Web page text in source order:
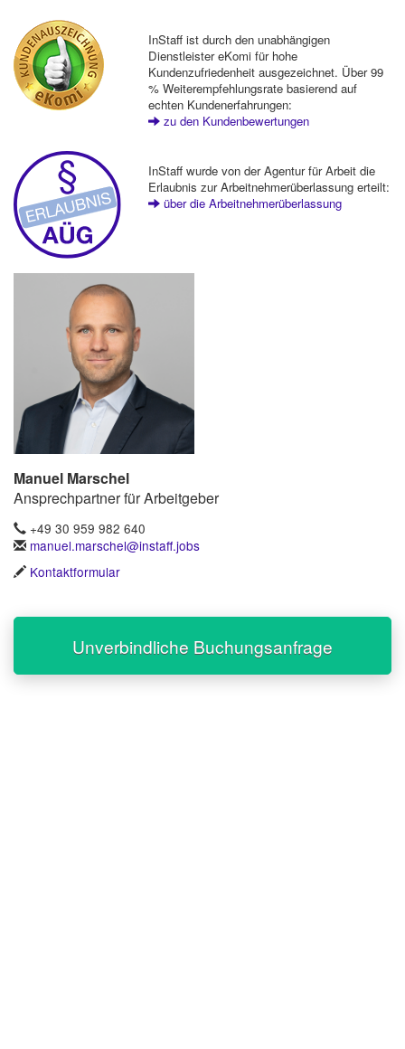
InStaff ist durch den unabhängigen
Dienstleister eKomi für hohe
Kundenzufriedenheit ausgezeichnet. Über 99
% Weiterempfehlungsrate basierend auf
echten Kundenerfahrungen:
zu den Kundenbewertungen
InStaff wurde von der Agentur für Arbeit die
Erlaubnis zur Arbeitnehmerüberlassung erteilt:
über die Arbeitnehmerüberlassung
Manuel Marschel
Ansprechpartner für Arbeitgeber
+49 30 959 982 640
manuel.marschel@instaff.jobs
Kontaktformular
Unverbindliche Buchungsanfrage